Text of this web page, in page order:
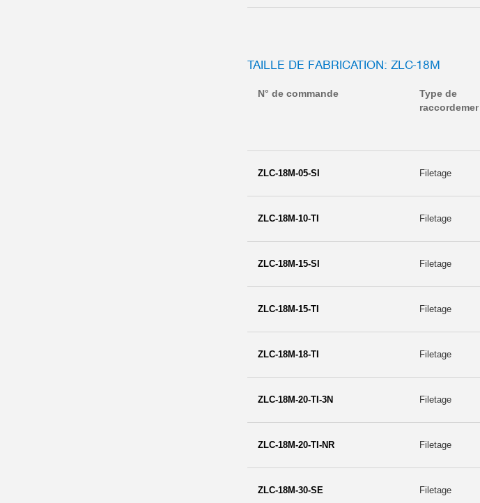
TAILLE DE FABRICATION: ZLC-18M
N° de commande
Type de
raccordement
ZLC-18M-05-SI Filetage
ZLC-18M-10-TI Filetage
ZLC-18M-15-SI Filetage
ZLC-18M-15-TI Filetage
ZLC-18M-18-TI Filetage
ZLC-18M-20-TI-3N Filetage
ZLC-18M-20-TI-NR Filetage
ZLC-18M-30-SE Filetage